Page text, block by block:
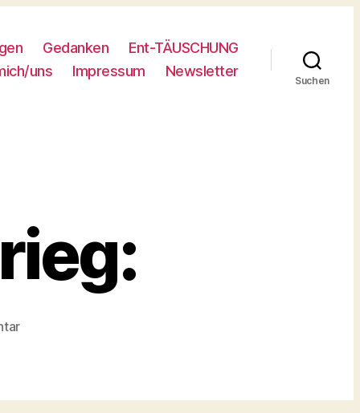
Gedanken
Ent-TÄUSCHUNG
uns Impressum Newsletter
Suchen
zu